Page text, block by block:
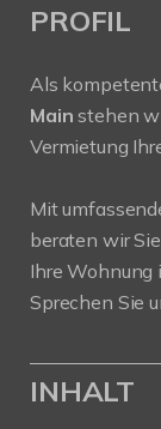
PROFIL
Als
Main stehen
Vermietung
Mit
beraten wir
Ihre Wohnung
Sprechen Sie
INHALT